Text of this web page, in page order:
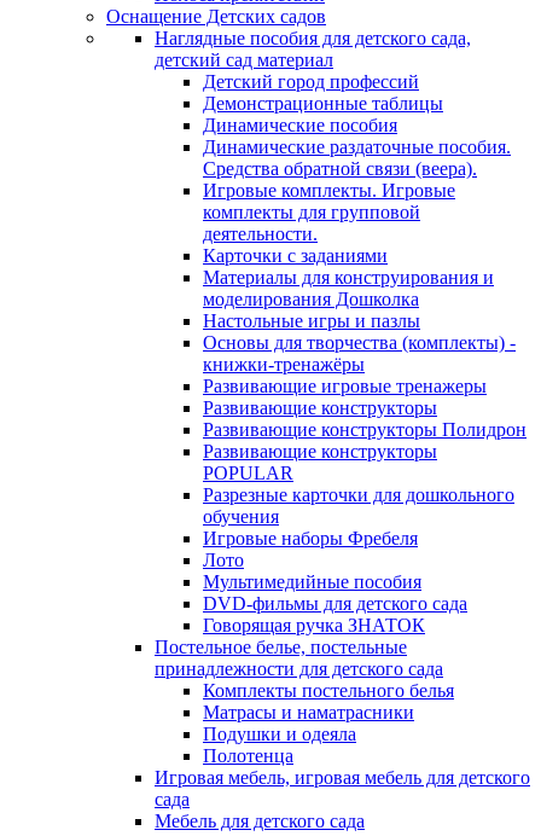
Оснащение Детских садов
Наглядные пособия для детского сада,
детский сад материал
Детский город профессий
Демонстрационные таблицы
Динамические пособия
Динамические раздаточные пособия.
Средства обратной связи (веера).
Игровые комплекты. Игровые
комплекты для групповой
деятельности.
Карточки с заданиями
Материалы для конструирования и
моделирования Дошколка
Настольные игры и пазлы
Основы для творчества (комплекты) -
книжки-тренажёры
Развивающие игровые тренажеры
Развивающие конструкторы
Развивающие конструкторы Полидрон
Развивающие конструкторы
POPULAR
Разрезные карточки для дошкольного
обучения
Игровые наборы Фребеля
Лото
Мультимедийные пособия
DVD-фильмы для детского сада
Говорящая ручка ЗНАТОК
Постельное белье, постельные
принадлежности для детского сада
Комплекты постельного белья
Матрасы и наматрасники
Подушки и одеяла
Полотенца
Игровая мебель, игровая мебель для детского
сада
Мебель для детского сада